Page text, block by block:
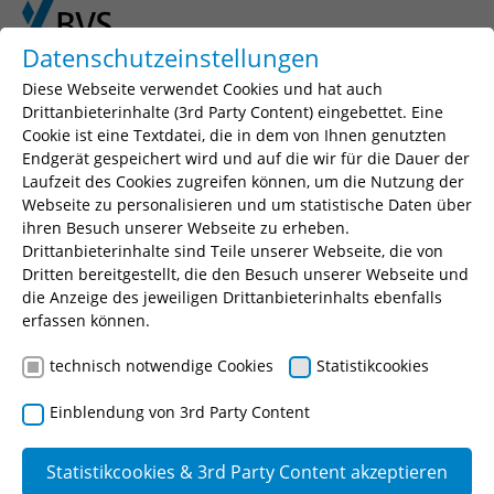
Skip to main content
Skip to page footer
Seminarsuche
Geben Sie einen Suchbegriff, Ihr gewünschtes
Seminar oder eine Seminarnummer ein.
Suchen
Halten von Hunden und
gefährlichen Tieren
(Praxistag(e))
Datenschutzeinstellungen
Diese Webseite verwendet Cookies und hat auch
Drittanbieterinhalte (3rd Party Content) eingebettet. Eine
Cookie ist eine Textdatei, die in dem von Ihnen genutzten
Endgerät gespeichert wird und auf die wir für die Dauer der
Laufzeit des Cookies zugreifen können, um die Nutzung der
Webseite zu personalisieren und um statistische Daten über
ihren Besuch unserer Webseite zu erheben.
Drittanbieterinhalte sind Teile unserer Webseite, die von
Dritten bereitgestellt, die den Besuch unserer Webseite und
die Anzeige des jeweiligen Drittanbieterinhalts ebenfalls
erfassen können.
technisch notwendige Cookies Statistikcookies
Einblendung von 3rd Party Content
Statistikcookies & 3rd Party Content akzeptieren